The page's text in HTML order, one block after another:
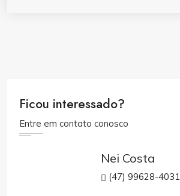
Ficou interessado?
Entre em contato conosco
Nei Costa
(47) 99628-4031